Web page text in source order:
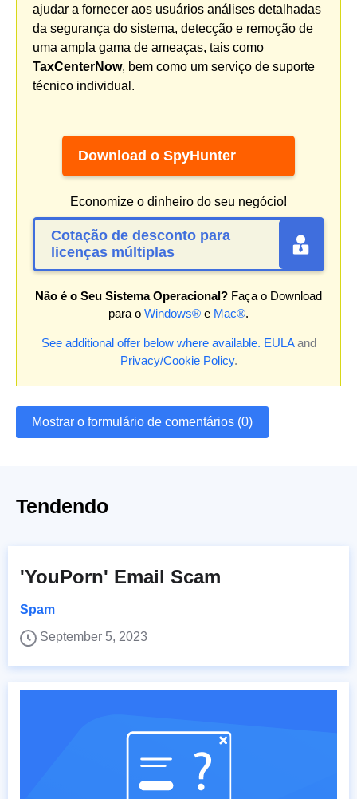
ajudar a fornecer aos usuários análises detalhadas
da segurança do sistema, detecção e remoção de
uma ampla gama de ameaças, tais como
TaxCenterNow, bem como um serviço de suporte
técnico individual.
Download o SpyHunter
Economize o dinheiro do seu negócio!
Cotação de desconto para
licenças múltiplas
Não é o Seu Sistema Operacional? Faça o Download
para o Windows® e Mac®.
See additional offer below where available. EULAand
Privacy/Cookie Policy.
Mostrar o formulário de comentários (0)
Tendendo
'YouPorn' Email Scam
Spam
September 5, 2023